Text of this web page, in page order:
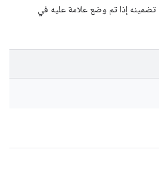
إذا تم وضع علامة عليه في